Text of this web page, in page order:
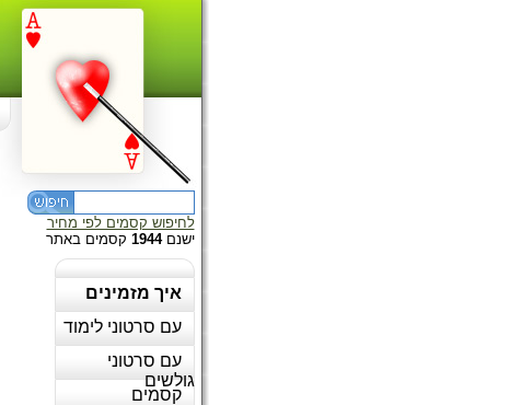
לחיפוש קסמים לפי מחיר
ישנם1944 קסמים באתר
איך מזמינים
עם סרטוני לימוד
עם סרטוני
גולשים
קסמים